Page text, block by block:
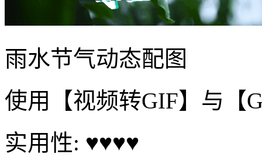
雨水节气动态配图
使用【视频转GIF】与【
实用性: ♥♥♥♥